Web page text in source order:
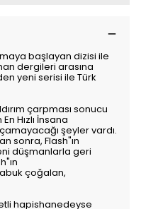
başlayan dizisi ile
dergileri arasına
yeni serisi ile Türk
çarpması sonucu
Hızlı İnsana
şeyler vardı.
sonra, Flash"ın
düşmanlarla geri
çoğalan,
hapishanedeyse